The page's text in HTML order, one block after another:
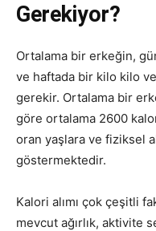
Gerekiyor?
Ortalama bir erkeğin,
ve haftada bir kilo kilo
gerekir. Ortalama bir
göre ortalama 2600
oran yaşlara ve fiziksel
göstermektedir.
Kalori alımı çok çeşitli
mevcut ağırlık, aktivite